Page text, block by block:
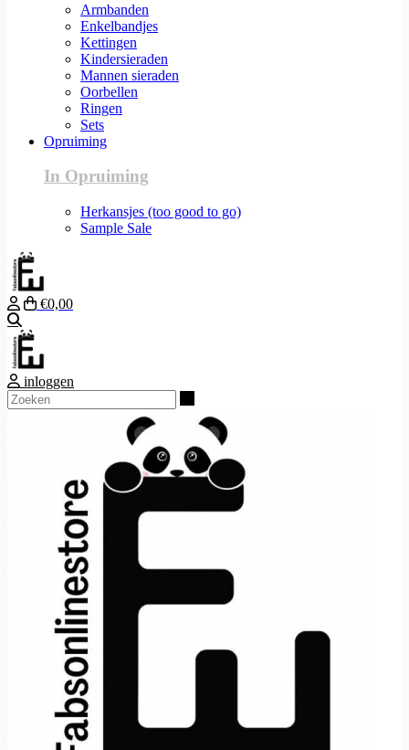
Armbanden
Enkelbandjes
Kettingen
Kindersieraden
Mannen sieraden
Oorbellen
Ringen
Sets
Opruiming
In Opruiming
Herkansjes (too good to go)
Sample Sale
€0,00
inloggen